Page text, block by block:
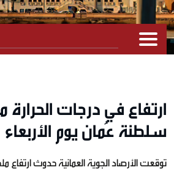
ارتفاع في درجات
سلطنة عُمان يوم الأربعاء
توقعت الأرصاد الجوية العمانية حدوث ارتفاع